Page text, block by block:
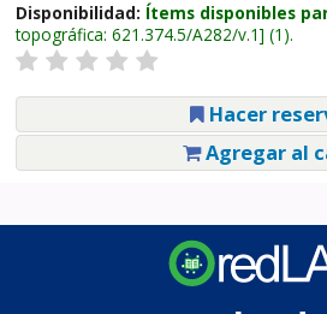
Disponibilidad: Ítems disponibles
topográfica: 621.374.5/A282/v.1 (1).
Hacer
Agregar al